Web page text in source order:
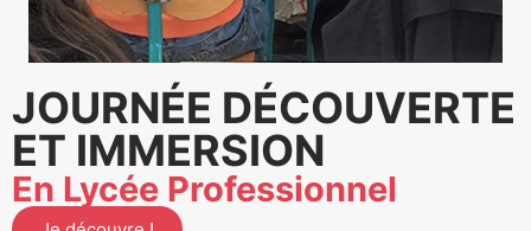
JOURNÉE DÉCOUVERTE
ET IMMERSION
En Lycée Professionnel